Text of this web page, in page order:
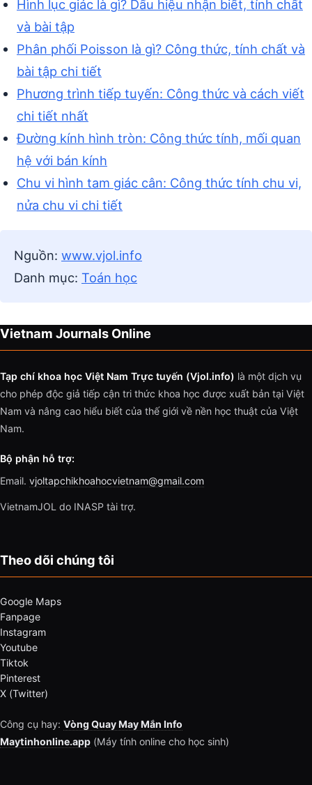
Hình lục giác là gì? Dấu hiệu nhận biết, tính chất
và bài tập
Phân phối Poisson là gì? Công thức, tính chất và
bài tập chi tiết
Phương trình tiếp tuyến: Công thức và cách viết
chi tiết nhất
Đường kính hình tròn: Công thức tính, mối quan
hệ với bán kính
Chu vi hình tam giác cân: Công thức tính chu vi,
nửa chu vi chi tiết
Nguồn: www.vjol.info
Danh mục: Toán học
Vietnam Journals Online
Tạp chí khoa học Việt Nam Trực tuyến (Vjol.info) là một dịch vụ
cho phép độc giả tiếp cận tri thức khoa học được xuất bản tại Việt
Nam và nâng cao hiểu biết của thế giới về nền học thuật của Việt
Nam.
Bộ phận hỗ trợ:
Email. vjoltapchikhoahocvietnam@gmail.com
VietnamJOL do INASP tài trợ.
Theo dõi chúng tôi
Google Maps
Fanpage
Instagram
Youtube
Tiktok
Pinterest
X (Twitter)
Công cụ hay: Vòng Quay May Mắn Info
Maytinhonline.app (Máy tính online cho học sinh)